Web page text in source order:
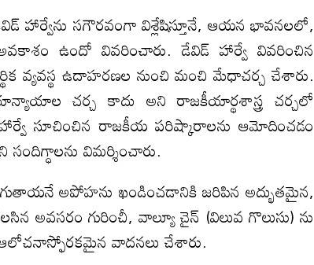
హార్వేను సగౌరవంగా విశ్లేషిస్తూనే, ఆయన భావనలలో,
ఉందో వివరించారు. డేవిడ్ హార్వే వివరించిన
వ్యవస్థ ఉదాహరణల నుంచి మంచి మేధాచర్చ చేశారు.
చర్చ కాదు అని రాజకీయార్థశాస్త్ర చర్చలో
హార్వే సూచించిన రాజకీయ పరిష్కారాలను ఆమోదించడం
సందిగ్ధాలను విమర్శించారు.
అపోహను ఖండించడానికి జరిపిన అద్భుతమైన,
అవసరం గురించీ, వాల్యూ చైన్ (విలువ గొలుసు) ను
వాదనలు చేశారు.